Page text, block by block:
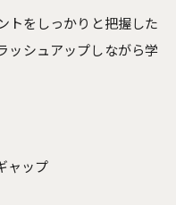
トをしっかりと把握した
ッシュアップしながら学
ャップ